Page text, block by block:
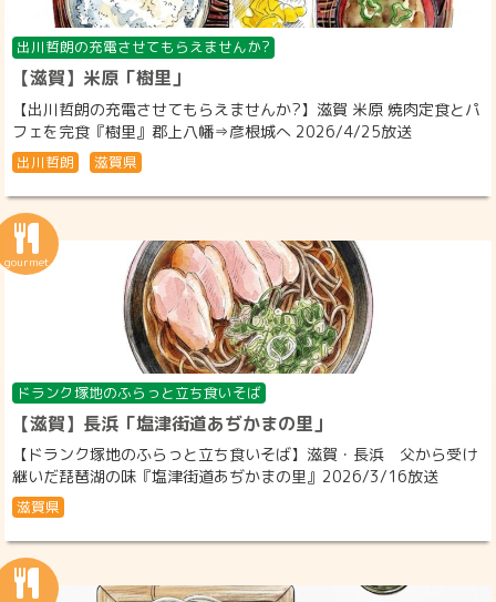
出川哲朗の充電させてもらえませんか?
【滋賀】米原「樹里」
【出川哲朗の充電させてもらえませんか?】滋賀 米原 焼肉定食とパ
フェを完食『樹里』郡上八幡⇒彦根城へ 2026/4/25放送
出川哲朗 滋賀県
ドランク塚地のふらっと立ち食いそば
【滋賀】長浜「塩津街道あぢかまの里」
【ドランク塚地のふらっと立ち食いそば】滋賀・長浜 父から受け
継いだ琵琶湖の味『塩津街道あぢかまの里』2026/3/16放送
滋賀県